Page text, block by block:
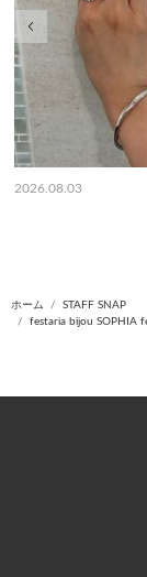
2026.08.03
前の画像
ホーム
STAFF SNAP
festaria bijou SOPHIA